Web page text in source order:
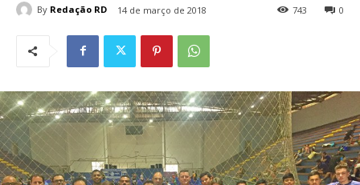
By Redação RD 14 de março de 2018 0
743